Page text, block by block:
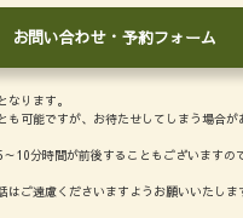
問い合わせ・予約フォーム
なります。
も可能ですが、お待たせしてしまう場合が
10分時間が前後することもございますの
はご遠慮くださいますようお願いいたしま